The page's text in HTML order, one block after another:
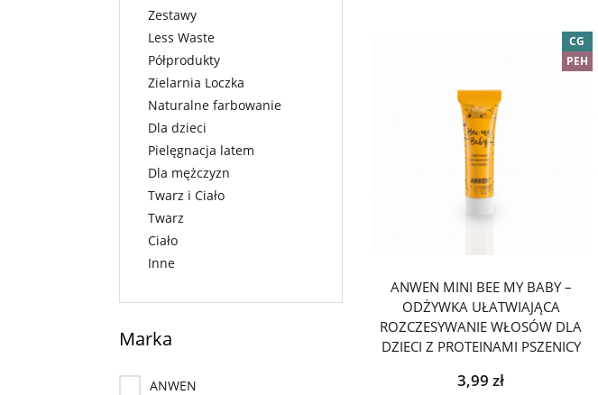
Zestawy
Less Waste
Półprodukty
Zielarnia Loczka
Naturalne farbowanie
Dla dzieci
Pielęgnacja latem
Dla mężczyzn
Twarz i Ciało
Twarz
Ciało
Inne
Marka
ANWEN
CG
PEH
ANWEN MINI BEE MY BABY –
ODŻYWKA UŁATWIAJĄCA
ROZCZESYWANIE WŁOSÓW DLA
DZIECI Z PROTEINAMI PSZENICY
3,99zł